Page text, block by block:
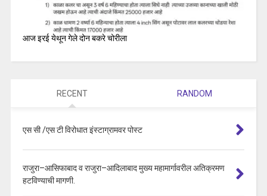
आज इरई येथून गेले दोन बकरे चोरीला
RECENT RANDOM
एस सी /एस टी विरोधात इंस्टाग्रामवर पोस्ट
राजुरा–आसिफाबाद व राजुरा–आदिलाबाद मुख्य महामार्गावरील अतिक्रमण
हटविण्याची मागणी.